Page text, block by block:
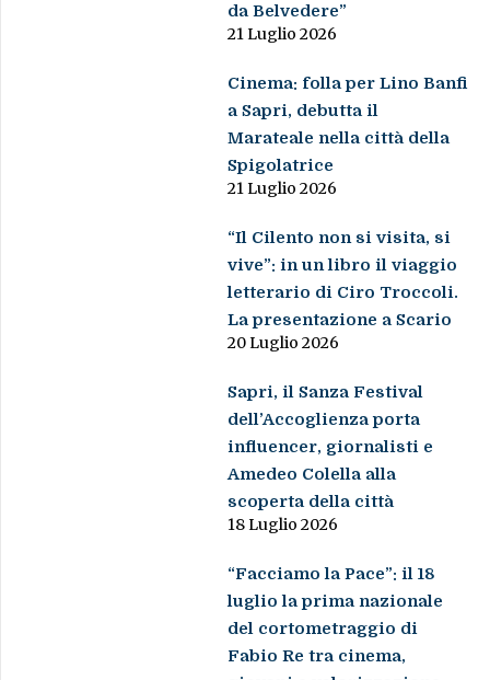
da Belvedere”
21 Luglio 2026
Cinema: folla per Lino Banfi
a Sapri, debutta il
Marateale nella città della
Spigolatrice
21 Luglio 2026
“Il Cilento non si visita, si
vive”: in un libro il viaggio
letterario di Ciro Troccoli.
La presentazione a Scario
20 Luglio 2026
Sapri, il Sanza Festival
dell’Accoglienza porta
influencer, giornalisti e
Amedeo Colella alla
scoperta della città
18 Luglio 2026
“Facciamo la Pace”: il 18
luglio la prima nazionale
del cortometraggio di
Fabio Re tra cinema,